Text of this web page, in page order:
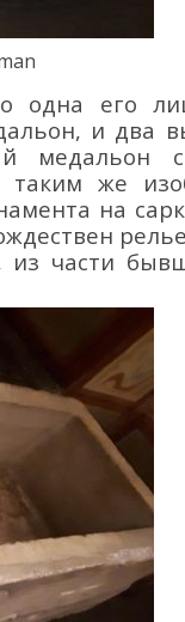
одна его
, и два
медальон
же
на
части